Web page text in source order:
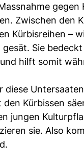
gegen
Zwischen den
Kürbisreihen –
Sie
hilft somit
diese
Kürbissen
jungen
sie. Also